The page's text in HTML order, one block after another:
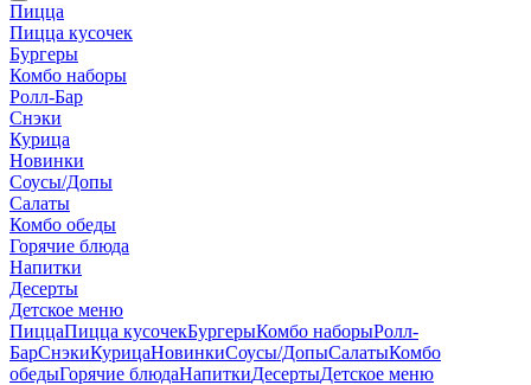
Пицца
Пицца кусочек
Бургеры
Комбо наборы
Ролл-Бар
Снэки
Курица
Новинки
Соусы/Допы
Салаты
Комбо обеды
Горячие блюда
Напитки
Десерты
Детское меню
ПиццаПицца кусочекБургерыКомбо наборыРолл-
БарСнэкиКурицаНовинкиСоусы/ДопыСалатыКомбо
обедыГорячие блюдаНапиткиДесертыДетское меню